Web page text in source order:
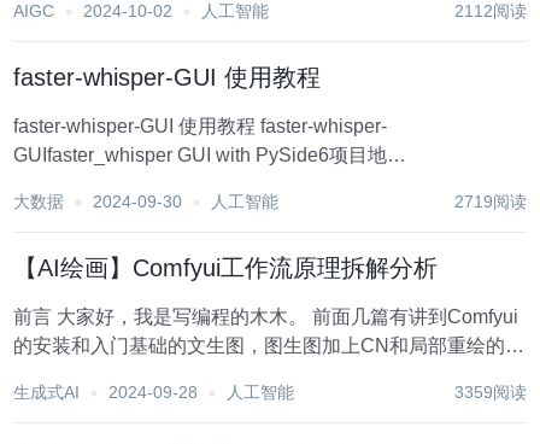
幕生成等应用中都具有广泛的用途。本指南将对如何在本地
AIGC 2024-10-02 人工智能 2112阅读
faster-whisper-GUI 使用教程
faster-whisper-GUI 使用教程 faster-whisper-
GUIfaster_whisper GUI with PySide6项目地
大数据 2024-09-30 人工智能 2719阅读
【AI绘画】Comfyui工作流原理拆解分析
前言 大家好，我是写编程的木木。 前面几篇有讲到Comfyui
的安装和入门基础的文生图，图生图加上CN和局部重绘的工
单讲了Comfyui工作流的基本原理。 今天我们通过拆解组合
生成式AI 2024-09-28 人工智能 3359阅读